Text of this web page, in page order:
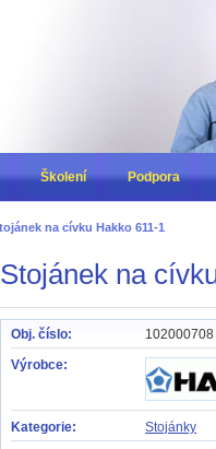
na cívku Hakko 611-1
Stojánek na
Obj. číslo:
102000708
Výrobce:
Kategorie:
Stojánky
Školení Podpora